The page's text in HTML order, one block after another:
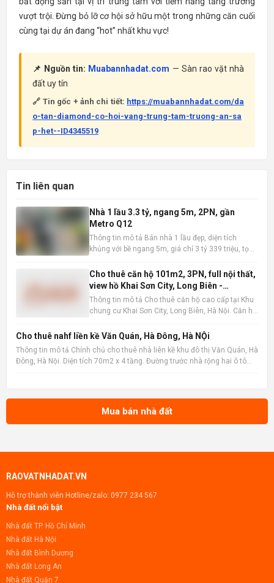
vượt trội. Đừng bỏ lỡ cơ hội sở hữu một trong những căn cuối
cùng tại dự án đang “hot” nhất khu vực!
📌 Nguồn tin: Muabannhadat.com — Sàn rao vặt nhà
đất uy tín
🔗 Tin gốc + ảnh chi tiết: https://muabannhadat.com/da
o-tan-diamond-co-hoi-vang-trung-tam-truong-an-sa
p-het--ID4345519
Tin liên quan
Nhà 1 lầu 3.3 tỷ, ngang 5m, 2PN, gần
Metro Q12
Thông tin mô tả Bán nhà 1 lầu đẹp, diện tích
khủng với bề ngang 5m, giá chỉ 3 tỷ 339 triệu, tọa
Thông tin chi tiết: Giá bán: 3 tỷ 339 triệu đồng.
Diện tích: Kích thước 5,1m x 8,5m, diện tích công
Cho thuê căn hộ 101m2, 3PN, full nội thất,
view hồ Khai Sơn City, Long Biên -
16tr/tháng
Thông tin mô tả Cho thuê căn hộ cao cấp tại Khu
chung cư Khai Sơn City, Long Biên, Hà Nội. Căn hộ
đãng ra hồ điều hòa, mang đến không gian sống
101m2 ,
Cho thuê nahf liền kề Văn Quán, Hà Đông, Hà NỘi
Thông tin mô tả Chính chủ cho thuê nhà liên kề khu đô thị Văn Quán, Hà
Đông, Hà Nội. Diện tích 70m2 x 4 tầng. Đường trước nhà rộng hai ô tô
Mua bán nhà đất
RAOVATNHADAT.VN
Hỗ trợ thành viên Hotline/zalo: 0977 234 567
Nhà đất nổi bật
Nhà đất TP. Hồ Chí Minh
Nhà đất Hà Nội
Nhà đất Bình Dương
Nhà đất Long An
Nhà đất Quận 7